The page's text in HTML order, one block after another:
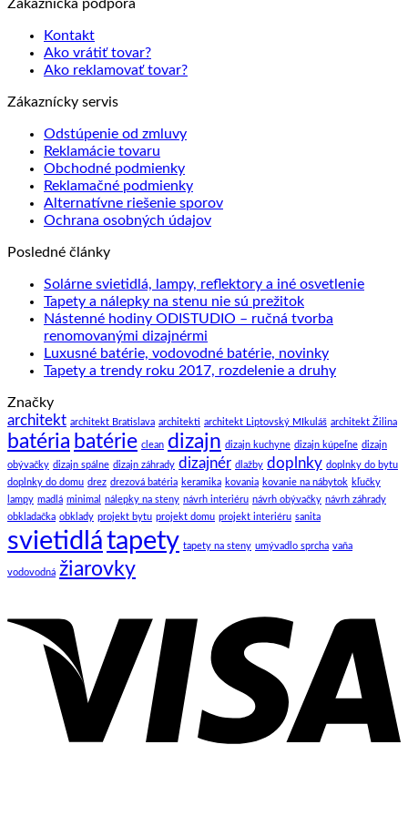
Zákaznícka podpora
Kontakt
Ako vrátiť tovar?
Ako reklamovať tovar?
Zákaznícky servis
Odstúpenie od zmluvy
Reklamácie tovaru
Obchodné podmienky
Reklamačné podmienky
Alternatívne riešenie sporov
Ochrana osobných údajov
Posledné články
Solárne svietidlá, lampy, reflektory a iné osvetlenie
Tapety a nálepky na stenu nie sú prežitok
Nástenné hodiny ODISTUDIO – ručná tvorba
renomovanými dizajnérmi
Luxusné batérie, vodovodné batérie, novinky
Tapety a trendy roku 2017, rozdelenie a druhy
Značky
architekt architekt Bratislava architekti architekt Liptovský MIkuláš architekt Žilina
batéria batérie clean dizajn dizajn kuchyne dizajn kúpeľne dizajn
obývačky dizajn spálne dizajn záhrady dizajnér dlažby doplnky doplnky do bytu
doplnky do domu drez drezová batéria keramika kovania kovanie na nábytok kľučky
lampy madlá minimal nálepky na steny návrh interiéru návrh obývačky návrh záhrady
obkladačka obklady projekt bytu projekt domu projekt interiéru sanita
svietidlátapety tapety na steny umývadlo sprcha vaňa
vodovodná žiarovky